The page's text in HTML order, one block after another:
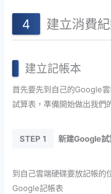
建立消費
建立記帳本
首先要先到自己的Google
試算表，準備開始做出我們
STEP 1 新建Google試
到自己雲端硬碟要放記帳的
Google記帳表